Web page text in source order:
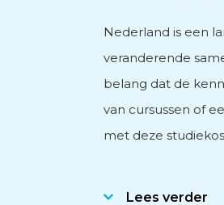
Subsidieadvies
Nederland is een
veranderende
belang dat de
van cursussen of
met deze
Lees verder